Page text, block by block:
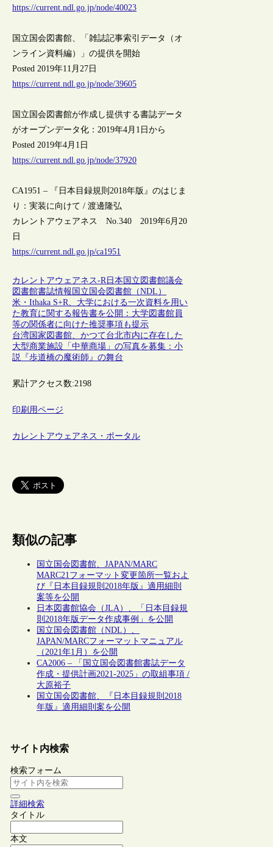
https://current.ndl.go.jp/node/40023
国立国会図書館、「雑誌記事索引データ（オ
ンライン資料編）」の提供を開始
Posted 2019年11月27日
https://current.ndl.go.jp/node/39605
国立国会図書館が作成し提供する書誌データ
がオープンデータ化：2019年4月1日から
Posted 2019年4月1日
https://current.ndl.go.jp/node/37920
CA1951 – 『日本目録規則2018年版』のはじま
り：実装に向けて / 渡邊隆弘
カレントアウェアネス No.340 2019年6月20
日
https://current.ndl.go.jp/ca1951
カレントアウェアネス-R 日本 国立図書館議会
図書館書誌情報 国立国会図書館（NDL）
米・Ithaka S+R、大学における一次資料を用い
た教育に関する報告書を公開：大学図書館員
等の関係者に向けた推奨事項も提示
台湾国家図書館、かつて台北市内に存在した
大型商業施設「中華商場」の写真を募集：小
説『歩道橋の魔術師』の舞台
累計アクセス数:2198
印刷用ページ
カレントアウェアネス・ポータル
類似の記事
国立国会図書館、JAPAN/MARC
MARC21フォーマット変更箇所一覧およ
び『日本目録規則2018年版』適用細則
案等を公開
日本図書館協会（JLA）、「日本目録規
則2018年版データ作成事例」を公開
国立国会図書館（NDL）、
JAPAN/MARCフォーマットマニュアル
（2021年1月）を公開
CA2006 – 「国立国会図書館書誌データ
作成・提供計画2021-2025」の取組事項 /
大原裕子
国立国会図書館、『日本目録規則2018
年版』適用細則案を公開
サイト内検索
検索フォーム
詳細検索
タイトル
本文